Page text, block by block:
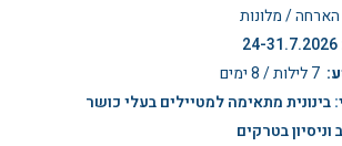
/ מלונות
24-31.7.2026
:בינונית מתאימה למטיילים בעלי כושר
בטרקים